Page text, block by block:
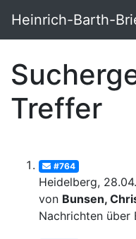
Heinrich-Barth-
Treffer
#764
Heidelberg,
von Bunsen,
Nachrichten über